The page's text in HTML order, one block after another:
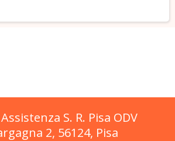
S. R. Pisa ODV
2, 56124, Pisa